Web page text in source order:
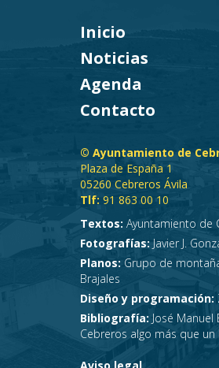
Inicio
Noticias
Agenda
Contacto
© Ayuntamiento de
Plaza de España 1
05260 Cebreros Ávila
Tlf: 91 863 00 10
Textos: Ayuntamiento de
Fotografías: Javier J.
Planos: Grupo de
Brajales
Diseño y programación:
Bibliografía: José Manuel
Cebreros algo más que un